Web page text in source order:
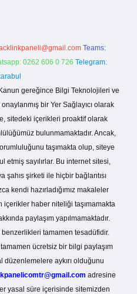
Teams:
0262 606 0 726 Telegram:
gereğince Bilgi Teknolojileri ve
bir Yer Sağlayıcı olarak
sitedeki içerikleri proaktif olarak
bulunmamaktadır. Ancak,
taşımakta olup, siteye
sayılırlar. Bu internet sitesi,
şahıs şirketi ile hiçbir bağlantısı
kendi hazırladığımız makaleler
içerikler haber niteliği taşımamakta
paylaşım yapılmamaktadır.
tamamen tesadüfidir.
ücretsiz bir bilgi paylaşım
aykırı olduğunu
adresine
yasal süre içerisinde sitemizden